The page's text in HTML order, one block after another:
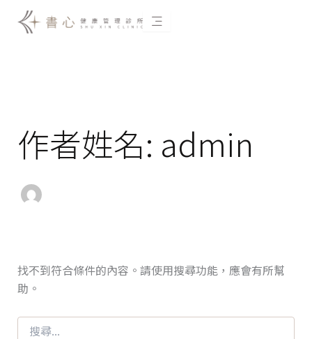
作者姓名: admin
找不到符合條件的內容。請使用搜尋功能，應會有所幫
助。